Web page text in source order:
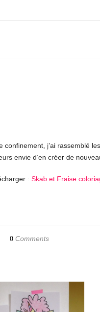
confinement, j’ai rassemblé les
envie d’en créer de
: Skab et Fraise
0 Comments